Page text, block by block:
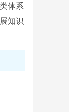
体系
知识